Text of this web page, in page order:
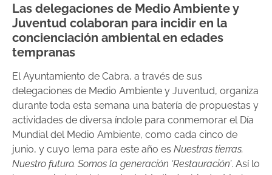
Las delegaciones de Medio Ambiente y
Juventud colaboran para incidir en la
concienciación ambiental en edades
tempranas
El Ayuntamiento de Cabra, a través de sus
delegaciones de Medio Ambiente y Juventud, organiza
durante toda esta semana una batería de propuestas y
actividades de diversa índole para conmemorar el Día
Mundial del Medio Ambiente, como cada cinco de
junio, y cuyo lema para este año es Nuestras tierras.
Nuestro futuro. Somos la generación ‘Restauración’. Así lo